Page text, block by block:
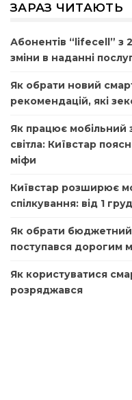
ЗАРАЗ ЧИТАЮТЬ
Абонентів “lifecell” з
зміни в наданні
Як обрати новий
рекомендацій, які
Як працює мобільний
світла: Київстар
міфи
Київстар розширює
спілкування: від 1
Як обрати
поступався дорогим
Як користуватися
розряджався